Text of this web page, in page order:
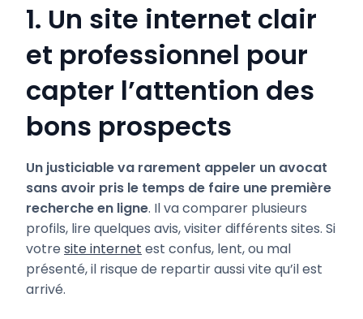
1. Un site internet clair
et professionnel pour
capter l’attention des
bons prospects
Un justiciable va rarement appeler un avocat
sans avoir pris le temps de faire une première
recherche en ligne. Il va comparer plusieurs
profils, lire quelques avis, visiter différents sites. Si
votre site internet est confus, lent, ou mal
présenté, il risque de repartir aussi vite qu’il est
arrivé.